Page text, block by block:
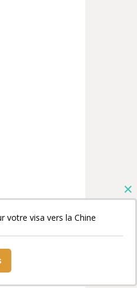
votre visa vers la Chine